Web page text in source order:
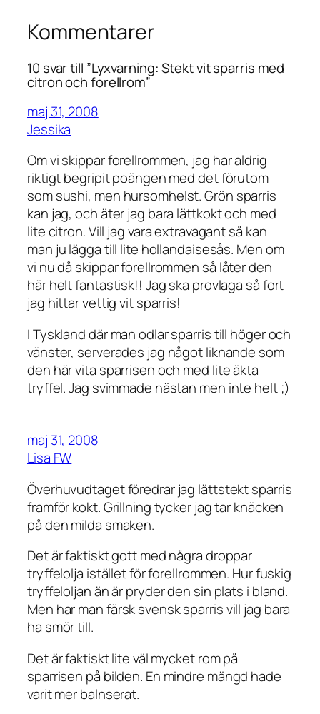
Kommentarer
10 svar till ”Lyxvarning: Stekt vit sparris med
citron och forellrom”
maj 31, 2008
Jessika
Om vi skippar forellrommen, jag har aldrig
riktigt begripit poängen med det förutom
som sushi, men hursomhelst. Grön sparris
kan jag, och äter jag bara lättkokt och med
lite citron. Vill jag vara extravagant så kan
man ju lägga till lite hollandaisesås. Men om
vi nu då skippar forellrommen så låter den
här helt fantastisk!! Jag ska provlaga så fort
jag hittar vettig vit sparris!
I Tyskland där man odlar sparris till höger och
vänster, serverades jag något liknande som
den här vita sparrisen och med lite äkta
tryffel. Jag svimmade nästan men inte helt ;)
maj 31, 2008
Lisa FW
Överhuvudtaget föredrar jag lättstekt sparris
framför kokt. Grillning tycker jag tar knäcken
på den milda smaken.
Det är faktiskt gott med några droppar
tryffelolja istället för forellrommen. Hur fuskig
tryffeloljan än är pryder den sin plats i bland.
Men har man färsk svensk sparris vill jag bara
ha smör till.
Det är faktiskt lite väl mycket rom på
sparrisen på bilden. En mindre mängd hade
varit mer balnserat.